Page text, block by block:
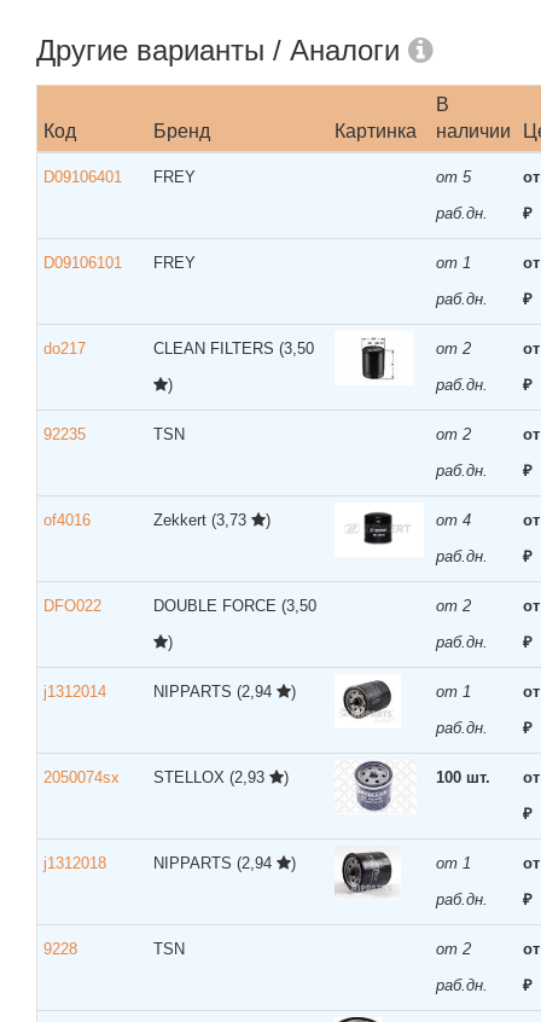
Другие варианты / Аналоги
Код Бренд Картинка
В
наличии
D09106401 FREY
от 5
раб.дн.
₽
D09106101 FREY
от 1
раб.дн.
₽
do217 CLEAN FILTERS (3,50
)
от 2
раб.дн.
₽
92235 TSN
от 2
раб.дн.
₽
of4016 Zekkert (3,73 )
от 4
раб.дн.
₽
DFO022 DOUBLE FORCE (3,50
)
от 2
раб.дн.
₽
j1312014 NIPPARTS (2,94 )
от 1
раб.дн.
₽
2050074sx STELLOX (2,93 ) 100 шт.
₽
j1312018 NIPPARTS (2,94 )
от 1
раб.дн.
₽
9228 TSN
от 2
раб.дн.
₽